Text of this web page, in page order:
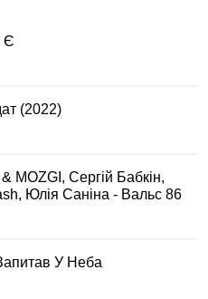
Є
(2022)
MOZGI, Сергій Бабкін,
Юлія Саніна - Вальс 86
У Неба